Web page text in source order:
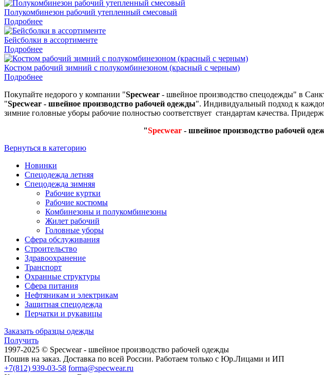
Полукомбинезон рабочий утепленный смесовый
Подробнее
Бейсболки в ассортименте
Подробнее
Костюм рабочий зимний с полукомбинезоном (красный с черным)
Подробнее
Покупайте недорого у компании "Specwear - швейное производство спецодежды" в
"Specwear - швейное производство рабочей одежды". Индивидуальный подход к
зимние головные уборы рабочие полностью соответствует стандартам качества.
"Specwear- швейное производство рабочей
Вернуться в категорию
Новинки
Спецодежда летняя
Спецодежда зимняя
Рабочие куртки
Рабочие костюмы
Комбинезоны и полукомбинезоны
Жилет рабочий
Головные уборы
Сфера обслуживания
Строительство
Здравоохранение
Транспорт
Охранные структуры
Сфера питания
Нефтяникам и электрикам
Защитная спецодежда
Перчатки и рукавицы
Заказать образцы одежды
Получить
1997-2025 © Specwear - швейное производство рабочей одежды
Пошив на заказ. Доставка по всей России. Работаем только с Юр.Лицами и ИП
+7(812) 939-03-58 forma@specwear.ru